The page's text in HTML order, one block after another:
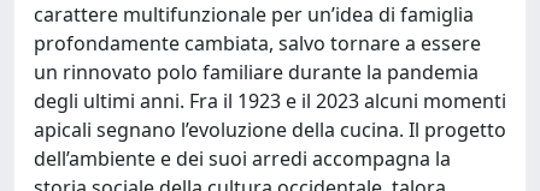
carattere multifunzionale per un’idea di famiglia
profondamente cambiata, salvo tornare a essere
un rinnovato polo familiare durante la pandemia
degli ultimi anni. Fra il 1923 e il 2023 alcuni momenti
apicali segnano l’evoluzione della cucina. Il progetto
dell’ambiente e dei suoi arredi accompagna la